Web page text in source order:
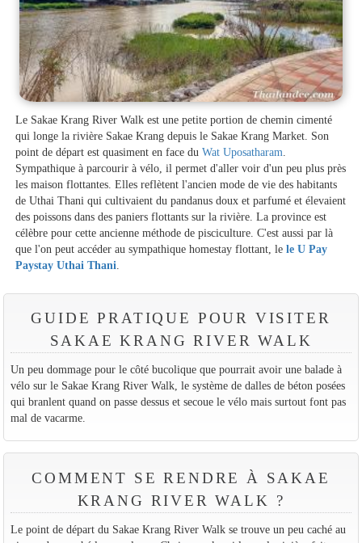
Le Sakae Krang River Walk est une petite portion de chemin cimenté
qui longe la rivière Sakae Krang depuis le Sakae Krang Market. Son
point de départ est quasiment en face duWat Uposatharam.
Sympathique à parcourir à vélo, il permet d'aller voir d'un peu plus près
les maison flottantes. Elles reflètent l'ancien mode de vie des habitants
de Uthai Thani qui cultivaient du pandanus doux et parfumé et élevaient
des poissons dans des paniers flottants sur la rivière. La province est
célèbre pour cette ancienne méthode de pisciculture. C'est aussi par là
que l'on peut accéder au sympathique homestay flottant, lele U Pay
Paystay Uthai Thani.
GUIDE PRATIQUE POUR VISITER
SAKAE KRANG RIVER WALK
Un peu dommage pour le côté bucolique que pourrait avoir une balade à
vélo sur le Sakae Krang River Walk, le système de dalles de béton posées
qui branlent quand on passe dessus et secoue le vélo mais surtout font pas
mal de vacarme.
COMMENT SE RENDRE À SAKAE
KRANG RIVER WALK ?
Le point de départ du Sakae Krang River Walk se trouve un peu caché au